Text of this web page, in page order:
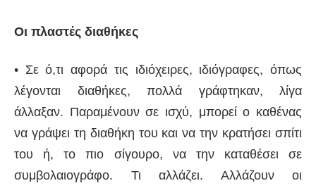
Οι πλαστές διαθήκες
• Σε ό,τι αφορά τις ιδιόχειρες, ιδιόγραφες, όπως
λέγονται διαθήκες, πολλά γράφτηκαν, λίγα
άλλαξαν. Παραμένουν σε ισχύ, μπορεί ο καθένας
να γράψει τη διαθήκη του και να την κρατήσει σπίτι
του ή, το πιο σίγουρο, να την καταθέσει σε
συμβολαιογράφο. Τι αλλάζει. Αλλάζουν οι